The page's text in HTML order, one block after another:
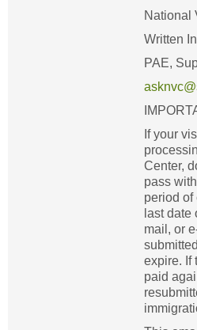
National
Written
PAE,
If your
Center,
pass
period of
last date
mail, or
expire. If
paid